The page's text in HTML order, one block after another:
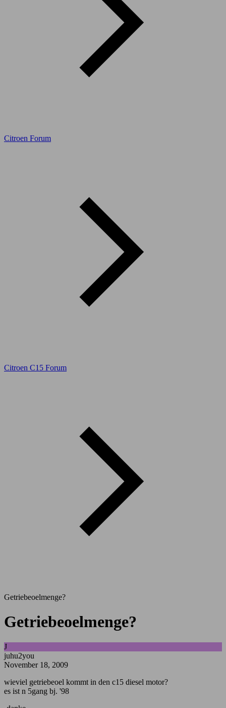
Citroen Forum
Citroen C15 Forum
Getriebeoelmenge?
Getriebeoelmenge?
J
juhu2you
November 18, 2009
wieviel getriebeoel kommt in den c15 diesel motor?
es ist n 5gang bj. '98